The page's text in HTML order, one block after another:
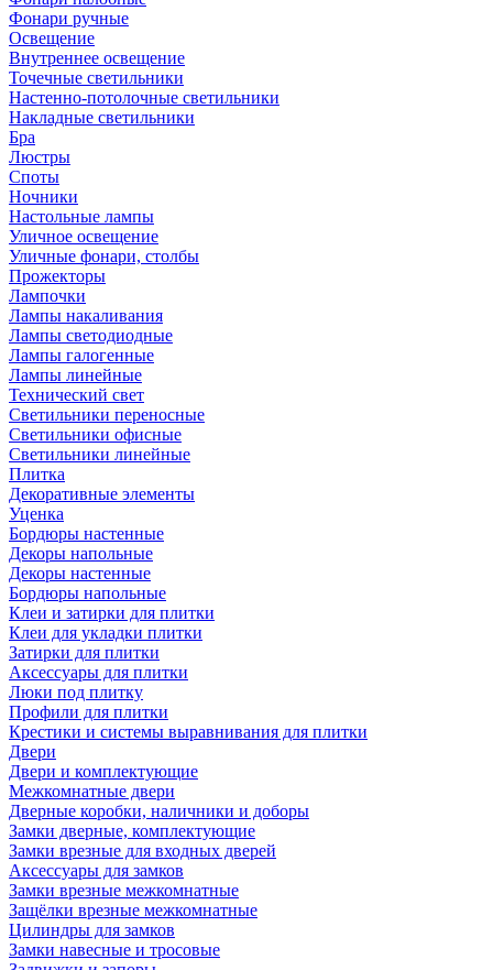
Фонари ручные
Освещение
Внутреннее освещение
Точечные светильники
Настенно-потолочные светильники
Накладные светильники
Бра
Люстры
Споты
Ночники
Настольные лампы
Уличное освещение
Уличные фонари, столбы
Прожекторы
Лампочки
Лампы накаливания
Лампы светодиодные
Лампы галогенные
Лампы линейные
Технический свет
Светильники переносные
Светильники офисные
Светильники линейные
Плитка
Декоративные элементы
Уценка
Бордюры настенные
Декоры напольные
Декоры настенные
Бордюры напольные
Клеи и затирки для плитки
Клеи для укладки плитки
Затирки для плитки
Аксессуары для плитки
Люки под плитку
Профили для плитки
Крестики и системы выравнивания для плитки
Двери
Двери и комплектующие
Межкомнатные двери
Дверные коробки, наличники и доборы
Замки дверные, комплектующие
Замки врезные для входных дверей
Аксессуары для замков
Замки врезные межкомнатные
Защёлки врезные межкомнатные
Цилиндры для замков
Замки навесные и тросовые